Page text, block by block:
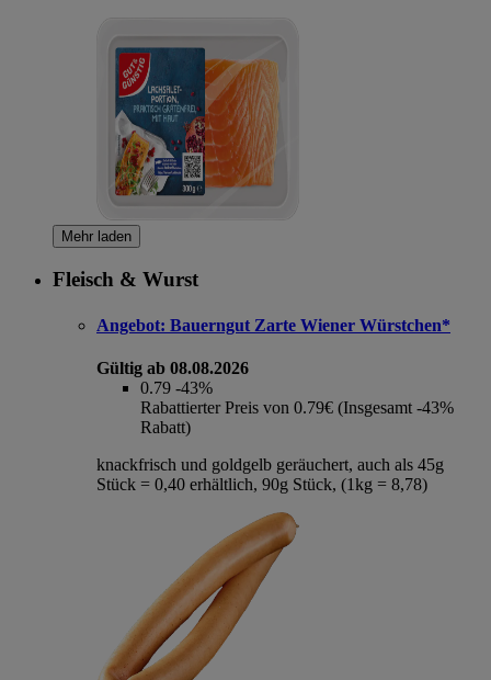
Mehr laden
Fleisch & Wurst
Angebot: Bauerngut Zarte Wiener Würstchen*
Gültig ab 08.08.2026
0.79 -43%
Rabattierter Preis von 0.79€ (Insgesamt -43%
Rabatt)
knackfrisch und goldgelb geräuchert, auch als 45g
Stück = 0,40 erhältlich, 90g Stück, (1kg = 8,78)